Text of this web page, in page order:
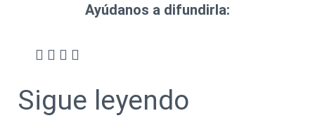
Ayúdanos a difundirla:
Sigue leyendo